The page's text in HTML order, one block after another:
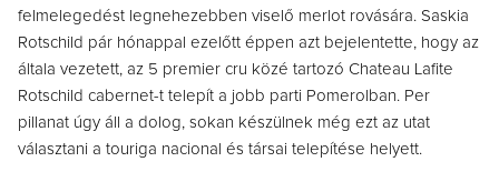
felmelegedést legnehezebben viselő merlot rovására. Saskia
Rotschild pár hónappal ezelőtt éppen azt bejelentette, hogy az
általa vezetett, az 5 premier cru közé tartozó Chateau Lafite
Rotschild cabernet-t telepít a jobb parti Pomerolban. Per
pillanat úgy áll a dolog, sokan készülnek még ezt az utat
választani a touriga nacional és társai telepítése helyett.